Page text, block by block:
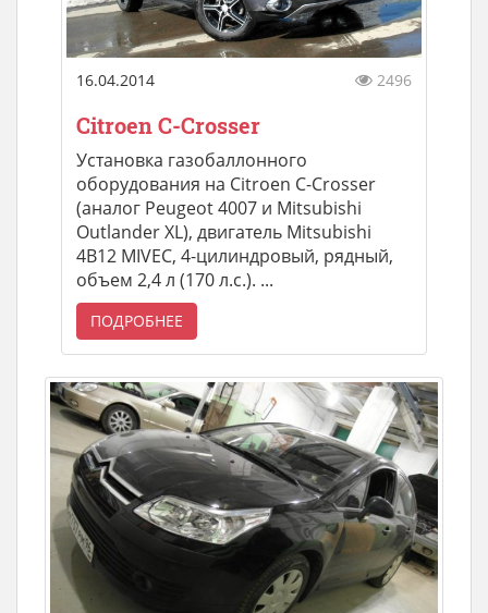
16.04.2014 2496
Citroen C-Crosser
Установка газобаллонного
оборудования на Citroen C-Crosser
(аналог Peugeot 4007 и Mitsubishi
Outlander XL), двигатель Mitsubishi
4B12 MIVEC, 4-цилиндровый, рядный,
объем 2,4 л (170 л.с.). ...
ПОДРОБНЕЕ